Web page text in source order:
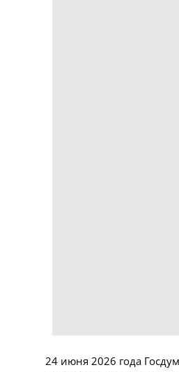
24 июня 2026 года